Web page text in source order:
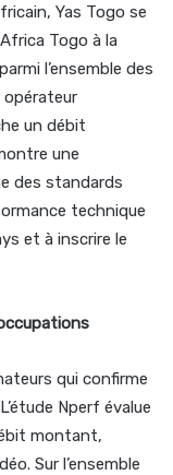
Yas Togo se
Togo à la
l’ensemble des
opérateur
un débit
une
des standards
technique
et à inscrire le
qui confirme
Nperf évalue
montant,
Sur l’ensemble